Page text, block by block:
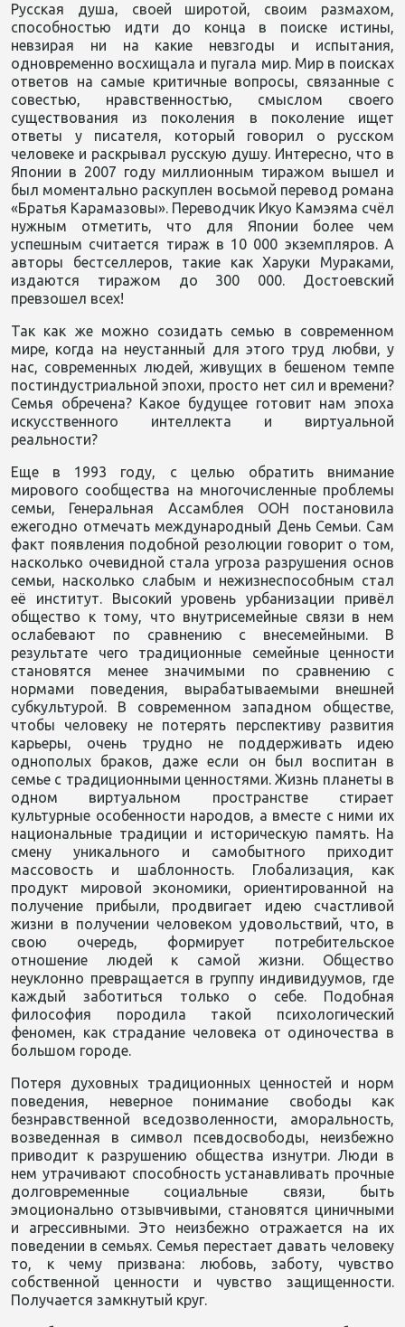
Русская душа, своей широтой, своим размахом,
способностью идти до конца в поиске истины,
невзирая ни на какие невзгоды и испытания,
одновременно восхищала и пугала мир. Мир в поисках
ответов на самые критичные вопросы, связанные с
совестью, нравственностью, смыслом своего
существования из поколения в поколение ищет
ответы у писателя, который говорил о русском
человеке и раскрывал русскую душу. Интересно, что в
Японии в 2007 году миллионным тиражом вышел и
был моментально раскуплен восьмой перевод романа
«Братья Карамазовы». Переводчик Икуо Камэяма счёл
нужным отметить, что для Японии более чем
успешным считается тираж в 10 000 экземпляров. А
авторы бестселлеров, такие как Харуки Мураками,
издаются тиражом до 300 000. Достоевский
превзошел всех!
Так как же можно созидать семью в современном
мире, когда на неустанный для этого труд любви, у
нас, современных людей, живущих в бешеном темпе
постиндустриальной эпохи, просто нет сил и времени?
Семья обречена? Какое будущее готовит нам эпоха
искусственного интеллекта и виртуальной
реальности?
Еще в 1993 году, с целью обратить внимание
мирового сообщества на многочисленные проблемы
семьи, Генеральная Ассамблея ООН постановила
ежегодно отмечать международный День Семьи. Сам
факт появления подобной резолюции говорит о том,
насколько очевидной стала угроза разрушения основ
семьи, насколько слабым и нежизнеспособным стал
её институт. Высокий уровень урбанизации привёл
общество к тому, что внутрисемейные связи в нем
ослабевают по сравнению с внесемейными. В
результате чего традиционные семейные ценности
становятся менее значимыми по сравнению с
нормами поведения, вырабатываемыми внешней
субкультурой. В современном западном обществе,
чтобы человеку не потерять перспективу развития
карьеры, очень трудно не поддерживать идею
однополых браков, даже если он был воспитан в
семье с традиционными ценностями. Жизнь планеты в
одном виртуальном пространстве стирает
культурные особенности народов, а вместе с ними их
национальные традиции и историческую память. На
смену уникального и самобытного приходит
массовость и шаблонность. Глобализация, как
продукт мировой экономики, ориентированной на
получение прибыли, продвигает идею счастливой
жизни в получении человеком удовольствий, что, в
свою очередь, формирует потребительское
отношение людей к самой жизни. Общество
неуклонно превращается в группу индивидуумов, где
каждый заботиться только о себе. Подобная
философия породила такой психологический
феномен, как страдание человека от одиночества в
большом городе.
Потеря духовных традиционных ценностей и норм
поведения, неверное понимание свободы как
безнравственной вседозволенности, аморальность,
возведенная в символ псевдосвободы, неизбежно
приводит к разрушению общества изнутри. Люди в
нем утрачивают способность устанавливать прочные
долговременные социальные связи, быть
эмоционально отзывчивыми, становятся циничными
и агрессивными. Это неизбежно отражается на их
поведении в семьях. Семья перестает давать человеку
то, к чему призвана: любовь, заботу, чувство
собственной ценности и чувство защищенности.
Получается замкнутый круг.